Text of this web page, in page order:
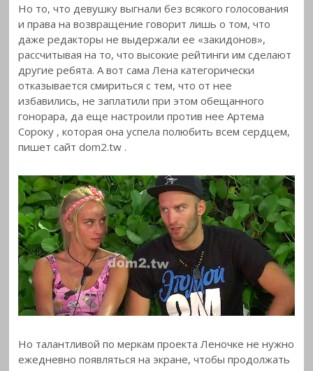
Но то, что девушку выгнали без всякого голосования
и права на возвращение говорит лишь о том, что
даже редакторы не выдержали ее «закидонов»,
рассчитывая на то, что высокие рейтинги им сделают
другие ребята. А вот сама Лена категорически
отказывается смириться с тем, что от нее
избавились, не заплатили при этом обещанного
гонорара, да еще настроили против нее Артема
Сороку , которая она успела полюбить всем сердцем,
пишет сайт dom2.tw .
Но талантливой по меркам проекта Леночке не нужно
ежедневно появляться на экране, чтобы продолжать